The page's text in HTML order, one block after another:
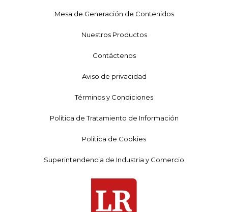
Mesa de Generación de Contenidos
Nuestros Productos
Contáctenos
Aviso de privacidad
Términos y Condiciones
Política de Tratamiento de Información
Política de Cookies
Superintendencia de Industria y Comercio